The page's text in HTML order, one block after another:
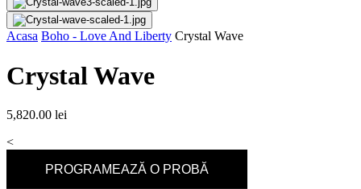
Acasa Boho - Love And Liberty Crystal Wave
Crystal Wave
5,820.00 lei
<
PROGRAMEAZĂ O PROBĂ